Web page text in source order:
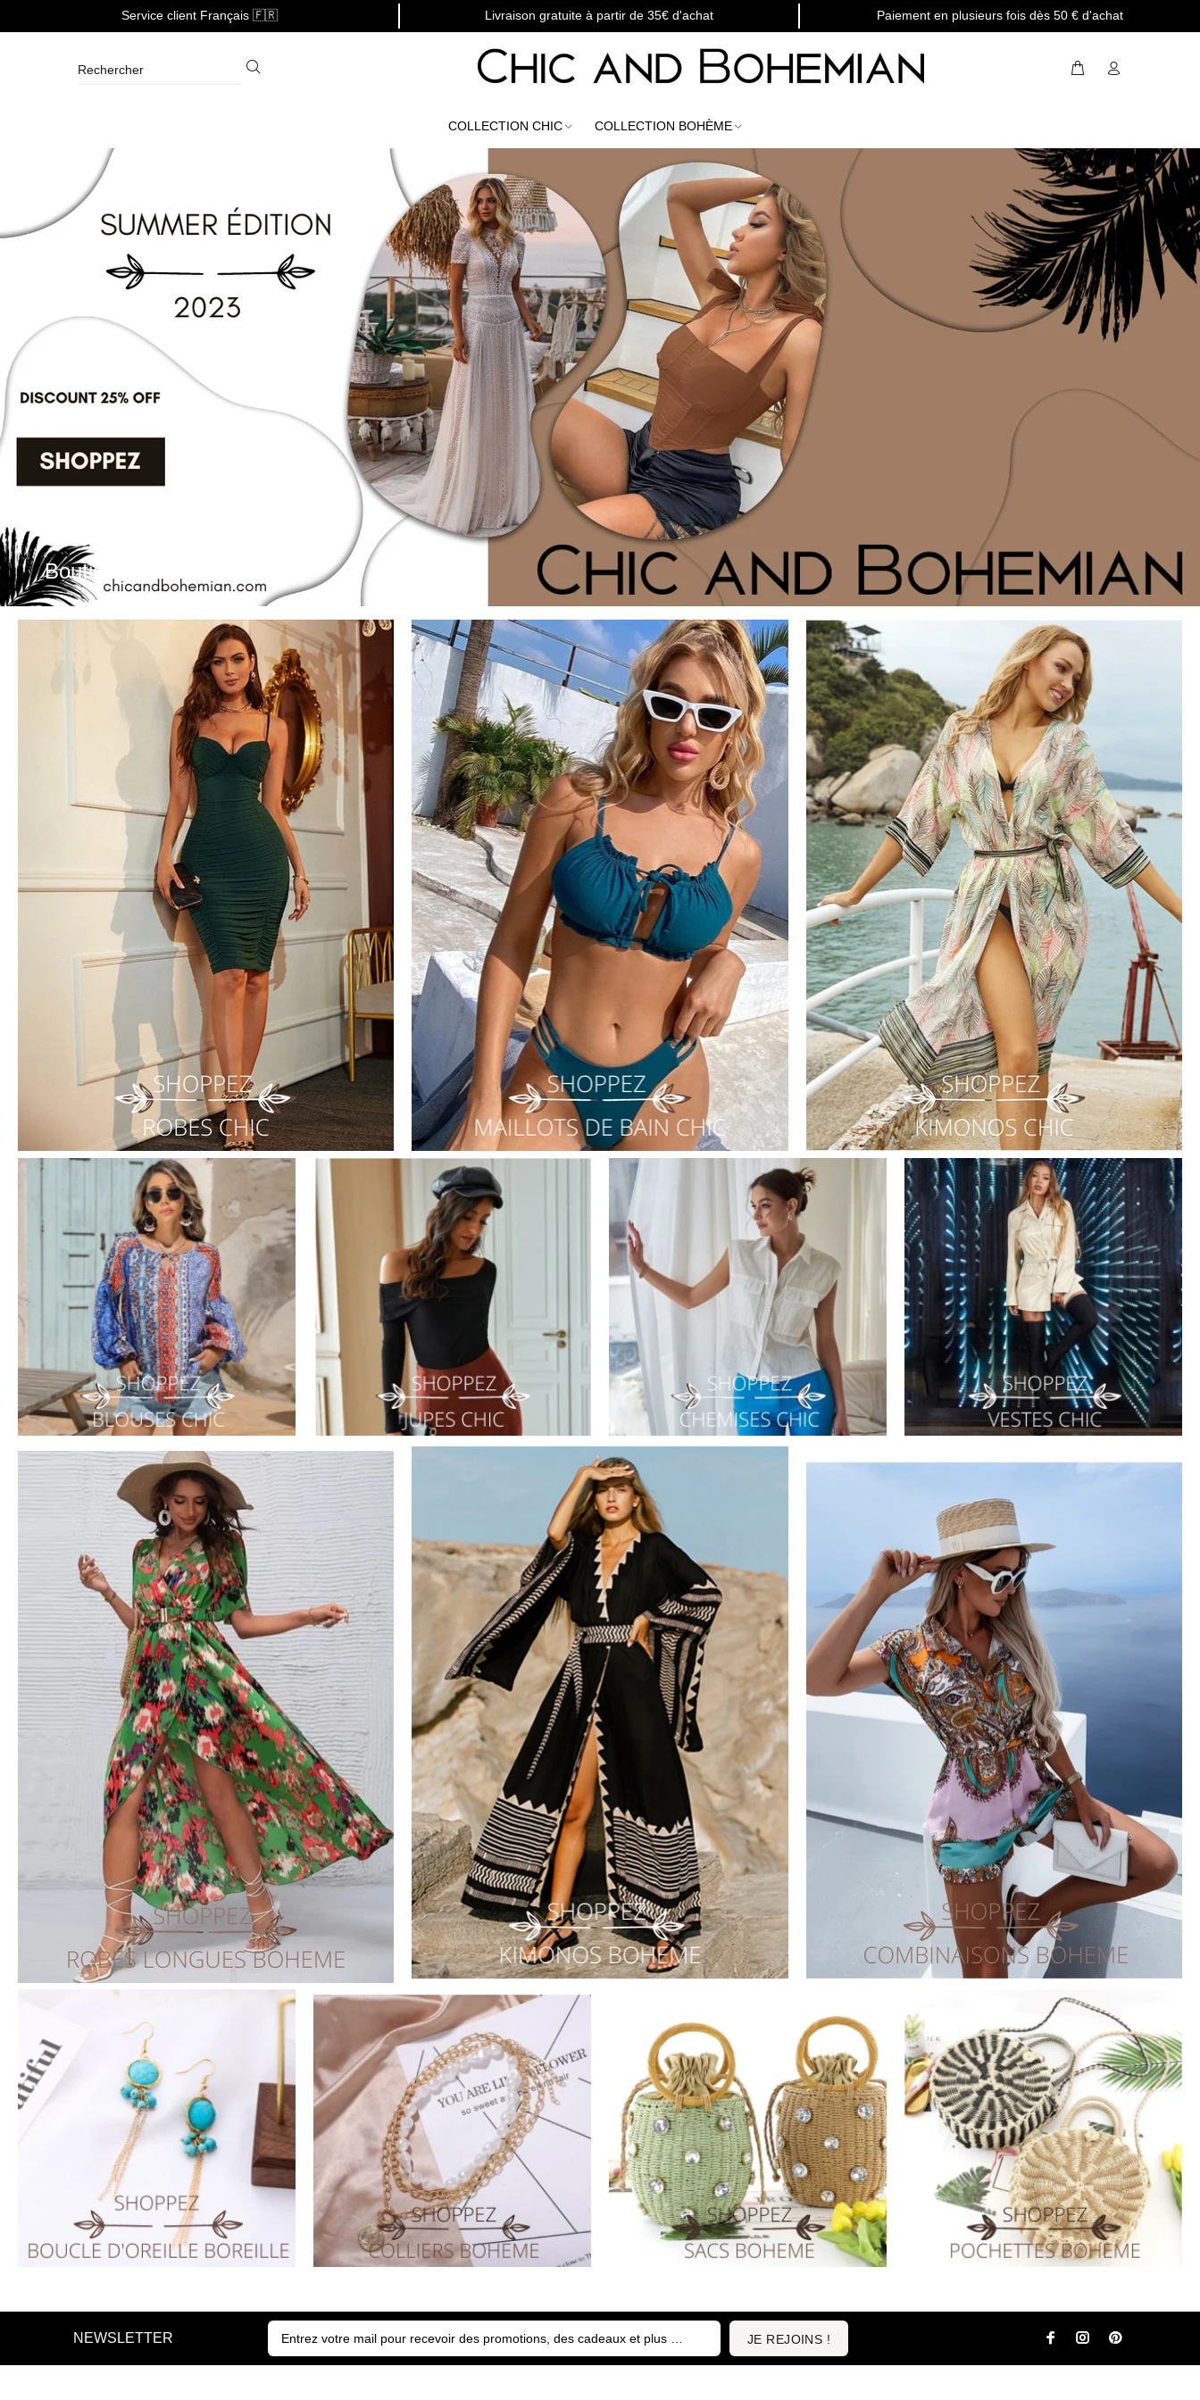
Service client Français 🇫🇷 Livraison gratuite à partir de 35€ d'achat Paiement en plusieurs fois dès 50 € d'achat
COLLECTION CHIC COLLECTION BOHÈME
Boutique Bohème Chic
NEWSLETTER JE REJOINS !